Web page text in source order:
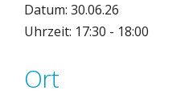
Datum: 30.06.26
Uhrzeit: 17:30 - 18:00
Ort